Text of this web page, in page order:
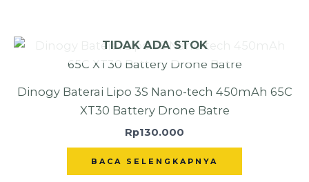
TIDAK ADA STOK
Dinogy Baterai Lipo 3S Nano-tech 450mAh 65C
XT30 Battery Drone Batre
Rp130.000
BACA SELENGKAPNYA